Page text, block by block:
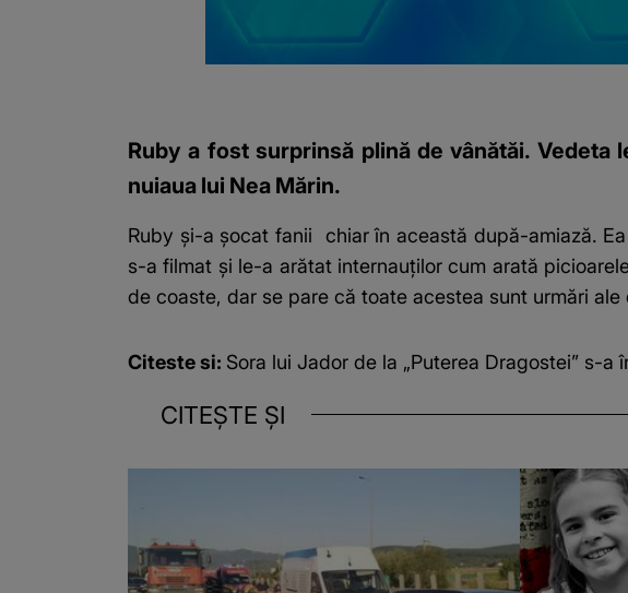
Ruby a fost surprinsă plină de vânătăi.
nuiaua lui Nea Mărin.
Ruby și-a șocat fanii
chiar în această după-amiază.
s-a filmat și le-a arătat internauților cum arată
de coaste, dar se pare că toate acestea sunt urmări
Citeste si: Sora lui Jador de la „Puterea Dragostei” s-
CITEȘTE ȘI